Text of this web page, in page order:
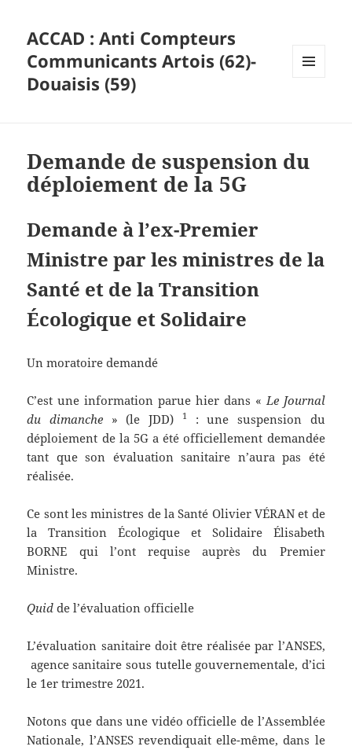
ACCAD : Anti Compteurs
Communicants Artois (62)-
Douaisis (59)
Demande de suspension du
déploiement de la 5G
Demande à l’ex-Premier
Ministre par les ministres de la
Santé et de la Transition
Écologique et Solidaire
Un moratoire demandé
C’est une information parue hier dans «Le Journal
du dimanche » (le JDD) 1: une suspension du
déploiement de la 5G a été officiellement demandée
tant que son évaluation sanitaire n’aura pas été
réalisée.
Ce sont les ministres de la Santé Olivier VÉRAN et de
la Transition Écologique et Solidaire Élisabeth
BORNE qui l’ont requise auprès du Premier
Ministre.
Quid de l’évaluation officielle
L’évaluation sanitaire doit être réalisée par l’ANSES,
agence sanitaire sous tutelle gouvernementale, d’ici
le 1er trimestre 2021.
Notons que dans une vidéo officielle de l’Assemblée
Nationale, l’ANSES revendiquait elle-même, dans le